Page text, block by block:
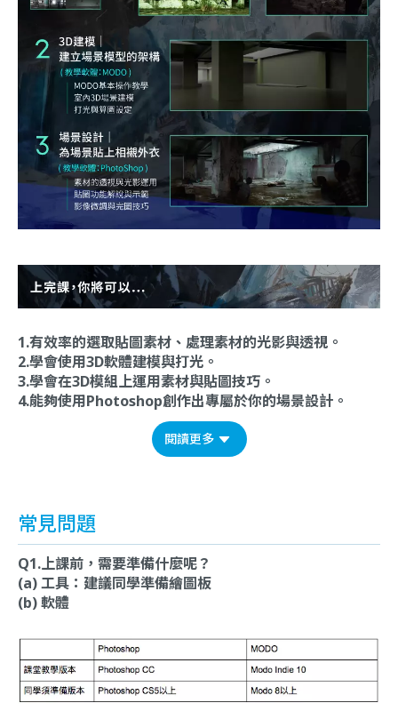
1.有效率的選取貼圖素材、處理素材的光影與透視。
2.學會使用3D軟體建模與打光。
3.學會在3D模組上運用素材與貼圖技巧。
4.能夠使用Photoshop創作出專屬於你的場景設計。
閱讀更多
常見問題
Q1.上課前，需要準備什麼呢？
(a) 工具：建議同學準備繪圖板
(b) 軟體